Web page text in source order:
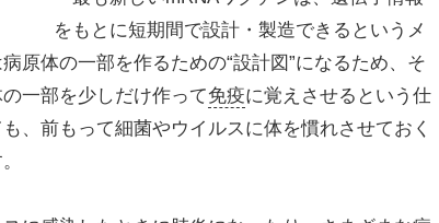
をもとに短期間で設計・製造できるというメ
原体の一部を作るための“設計図”になるため、そ
一部を少しだけ作って免疫に覚えさせるという仕
、前もって細菌やウイルスに体を慣れさせておく